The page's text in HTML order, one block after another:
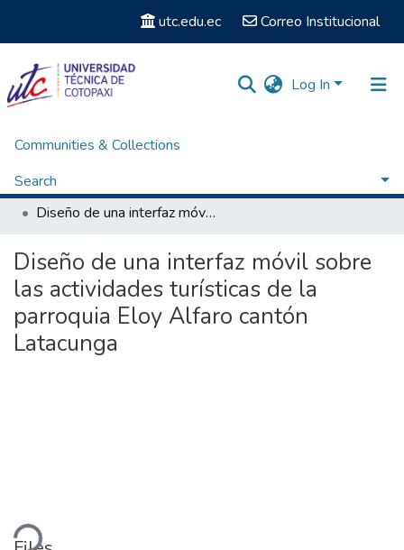
utc.edu.ec Correo Institucional
Log In
Communities & Collections
Search
Statistics
Home
Titulación - Ingeniería en Diseño Gráfico Computarizado
Diseño de una interfaz móvil sobre las actividades turísticas de la parroquia Eloy Alfaro cantón Latacunga
Diseño de una interfaz móvil sobre
las actividades turísticas de la
parroquia Eloy Alfaro cantón
Latacunga